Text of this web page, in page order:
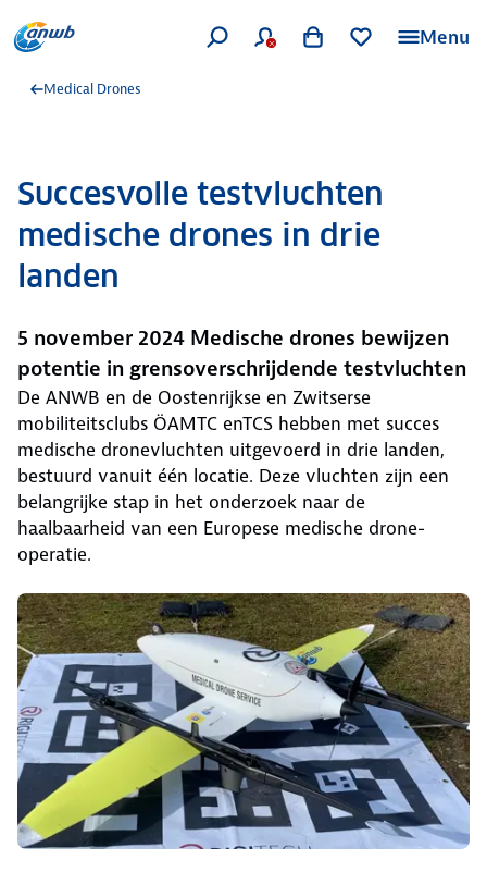
Menu
Medical Drones
Succesvolle testvluchten
medische drones in drie
landen
5 november 2024 Medische drones bewijzen
potentie in grensoverschrijdende testvluchten
De ANWB en de Oostenrijkse en Zwitserse
mobiliteitsclubs ÖAMTC enTCS hebben met succes
medische dronevluchten uitgevoerd in drie landen,
bestuurd vanuit één locatie. Deze vluchten zijn een
belangrijke stap in het onderzoek naar de
haalbaarheid van een Europese medische drone-
operatie.